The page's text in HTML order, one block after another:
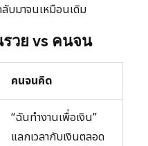
บมาจนเหมือนเดิม
รวย vs คนจน
คนจนคิด
“ฉันทำงานเพื่อเงิน”
แลกเวลากับเงินตลอด